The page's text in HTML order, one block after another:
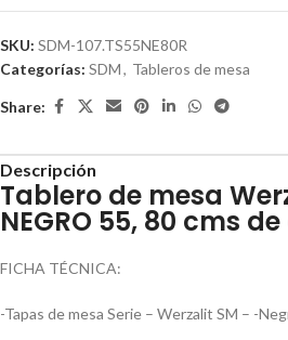
SKU: SDM-107.TS55NE80R
Categorías: SDM, Tableros de mesa
Share:
Descripción
Tablero de mesa
NEGRO 55, 80 cms
FICHA TÉCNICA:
-Tapas de mesa Serie – Werzalit SM – -